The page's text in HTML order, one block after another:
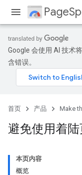
Google 会使用 AI 技术
含错误。
首页 产品 Make
避免使用着
本页内容
概览